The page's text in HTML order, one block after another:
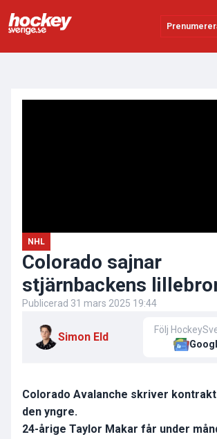
NHL
Colorado sajnar
stjärnbackens
Publicerad 31 mars 2025 19:44
Simon Eld
Följ
Colorado Avalanche skriver
den yngre.
24-årige Taylor Makar får under